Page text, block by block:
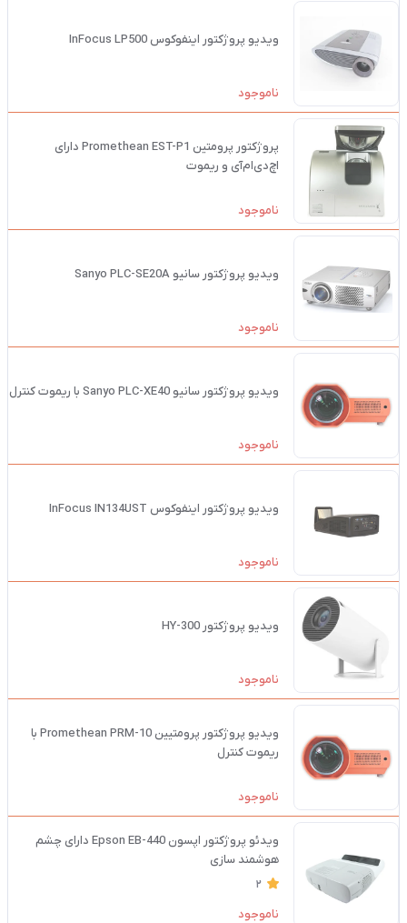
ویدیو پروژکتور اینفوکوس InFocus LP500
ناموجود
پروژکتور پرومتین Promethean EST-P1 دارای
اچ‌دی‌ام‌آی و ریموت
ناموجود
ویدیو پروژکتور سانیو Sanyo PLC-SE20A
ناموجود
ویدیو پروژکتور سانیو Sanyo PLC-XE40 با ریموت کنترل
ناموجود
ویدیو پروژکتور اینفوکوس InFocus IN134UST
ناموجود
ویدیو پروژکتور 300-HY
ناموجود
ویدیو پروژکتور پرومتیین Promethean PRM-10 با
ریموت کنترل
ناموجود
ویدئو پروژکتور اپسون Epson EB-440 دارای چشم
هوشمند سازی
2
ناموجود